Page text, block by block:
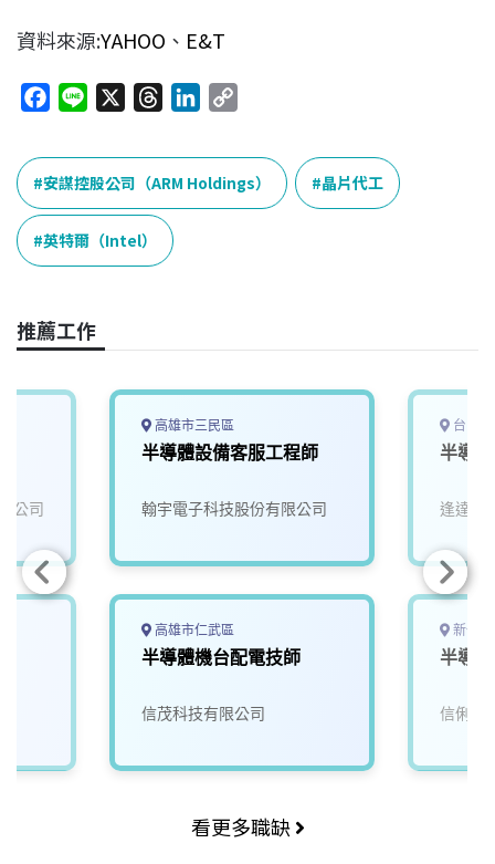
資料來源:YAHOO 、 E&T
c
e
b
o
o
n
e
r
e
a
d
s
n
k
e
p
y
L
安謀控股公司（ARM Holdings） 晶片代工
英特爾（Intel）
推薦工作
公司
高雄市三民區
半導體設備客服工程師
翰宇電子科技股份有限公司
高雄市仁武區
半導體機台配電技師
信茂科技有限公司
台中
半導
逢達能
新竹
半導
信俐國
看更多職缺